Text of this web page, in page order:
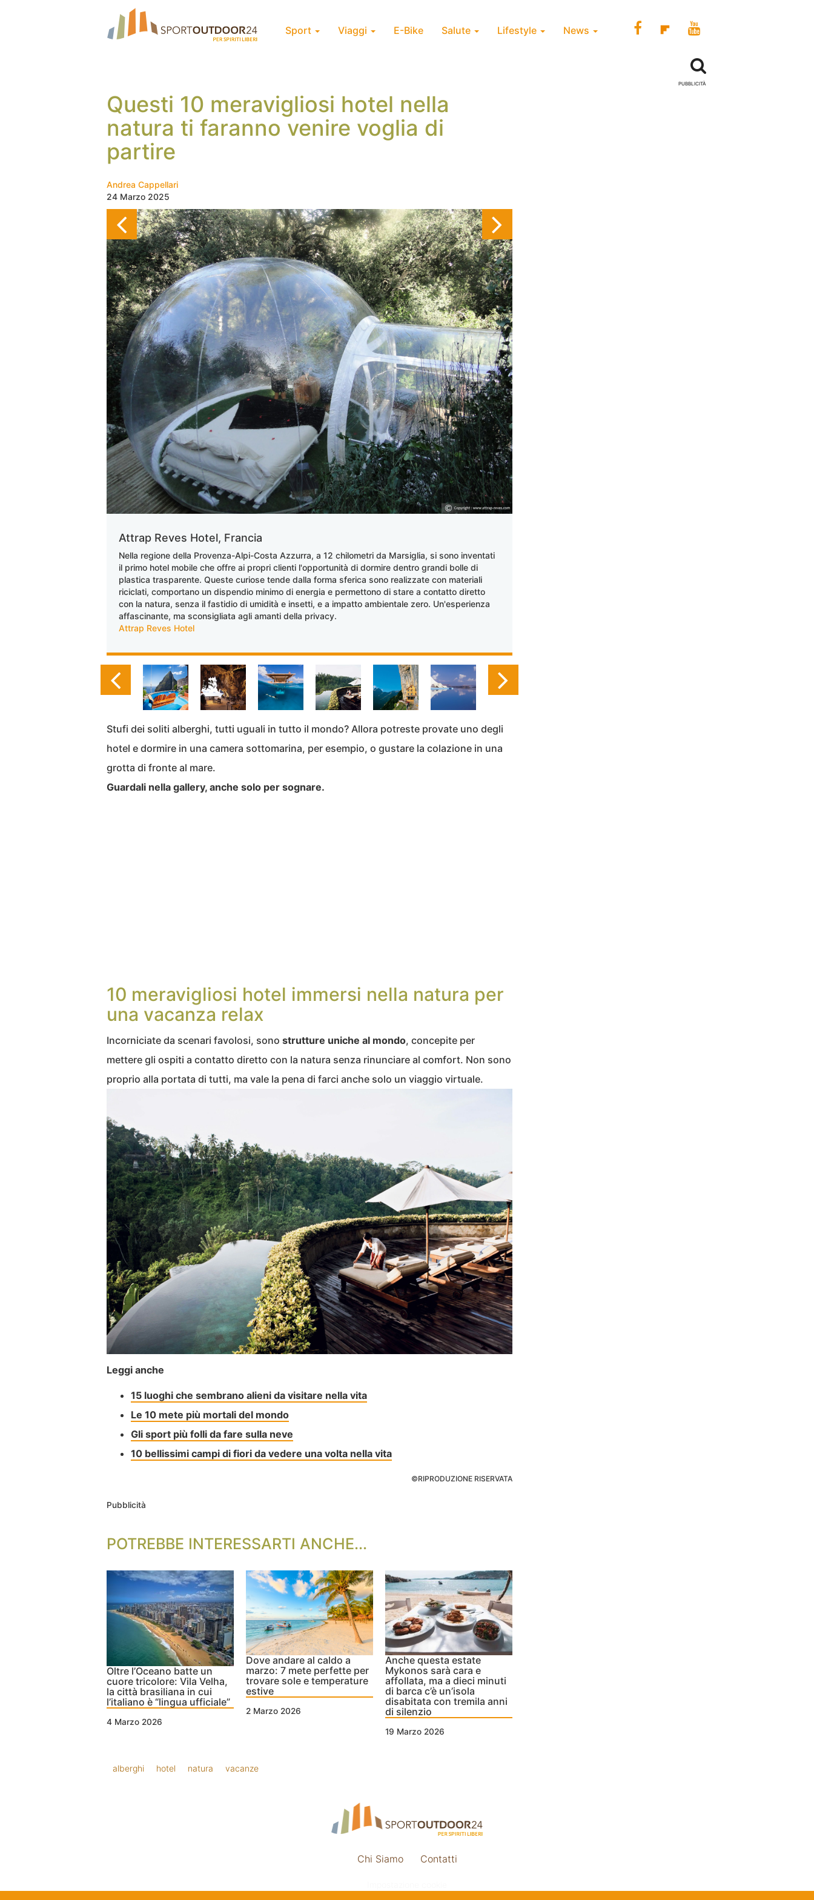
Sport Viaggi E-Bike Salute Lifestyle News
Questi 10 meravigliosi hotel nella
natura ti faranno venire voglia di
partire
Andrea Cappellari
24 Marzo 2025
Attrap Reves Hotel, Francia
Nella regione della Provenza-Alpi-Costa Azzurra, a 12 chilometri da Marsiglia, si sono inventati
il primo hotel mobile che offre ai propri clienti l'opportunità di dormire dentro grandi bolle di
plastica trasparente. Queste curiose tende dalla forma sferica sono realizzate con materiali
riciclati, comportano un dispendio minimo di energia e permettono di stare a contatto diretto
con la natura, senza il fastidio di umidità e insetti, e a impatto ambientale zero. Un'esperienza
affascinante, ma sconsigliata agli amanti della privacy.
Attrap Reves Hotel
Stufi dei soliti alberghi, tutti uguali in tutto il mondo? Allora potreste provate uno degli
hotel e dormire in una camera sottomarina, per esempio, o gustare la colazione in una
grotta di fronte al mare.
Guardali nella gallery, anche solo per sognare.
10 meravigliosi hotel immersi nella natura per
una vacanza relax
Incorniciate da scenari favolosi, sono strutture uniche al mondo, concepite per
mettere gli ospiti a contatto diretto con la natura senza rinunciare al comfort. Non sono
proprio alla portata di tutti, ma vale la pena di farci anche solo un viaggio virtuale.
Leggi anche
15 luoghi che sembrano alieni da visitare nella vita
Le 10 mete più mortali del mondo
Gli sport più folli da fare sulla neve
10 bellissimi campi di fiori da vedere una volta nella vita
©RIPRODUZIONE RISERVATA
Pubblicità
POTREBBE INTERESSARTI ANCHE...
Oltre l’Oceano batte un
cuore tricolore: Vila Velha,
la città brasiliana in cui
l’italiano è “lingua ufficiale”
4 Marzo 2026
Dove andare al caldo a
marzo: 7 mete perfette per
trovare sole e temperature
estive
2 Marzo 2026
Anche questa estate
Mykonos sarà cara e
affollata, ma a dieci minuti
di barca c’è un’isola
disabitata con tremila anni
di silenzio
19 Marzo 2026
alberghi hotel natura vacanze
PUBBLICITÀ
Chi Siamo Contatti